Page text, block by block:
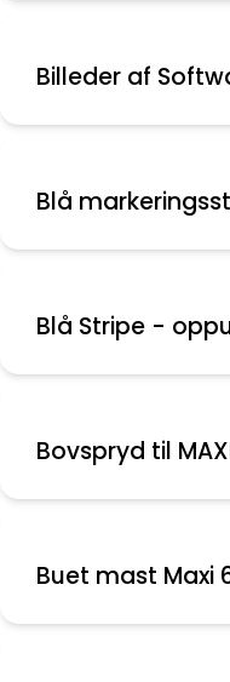
Billeder af
Blå
Blå Stripe -
Bovspryd til
Buet mast Maxi